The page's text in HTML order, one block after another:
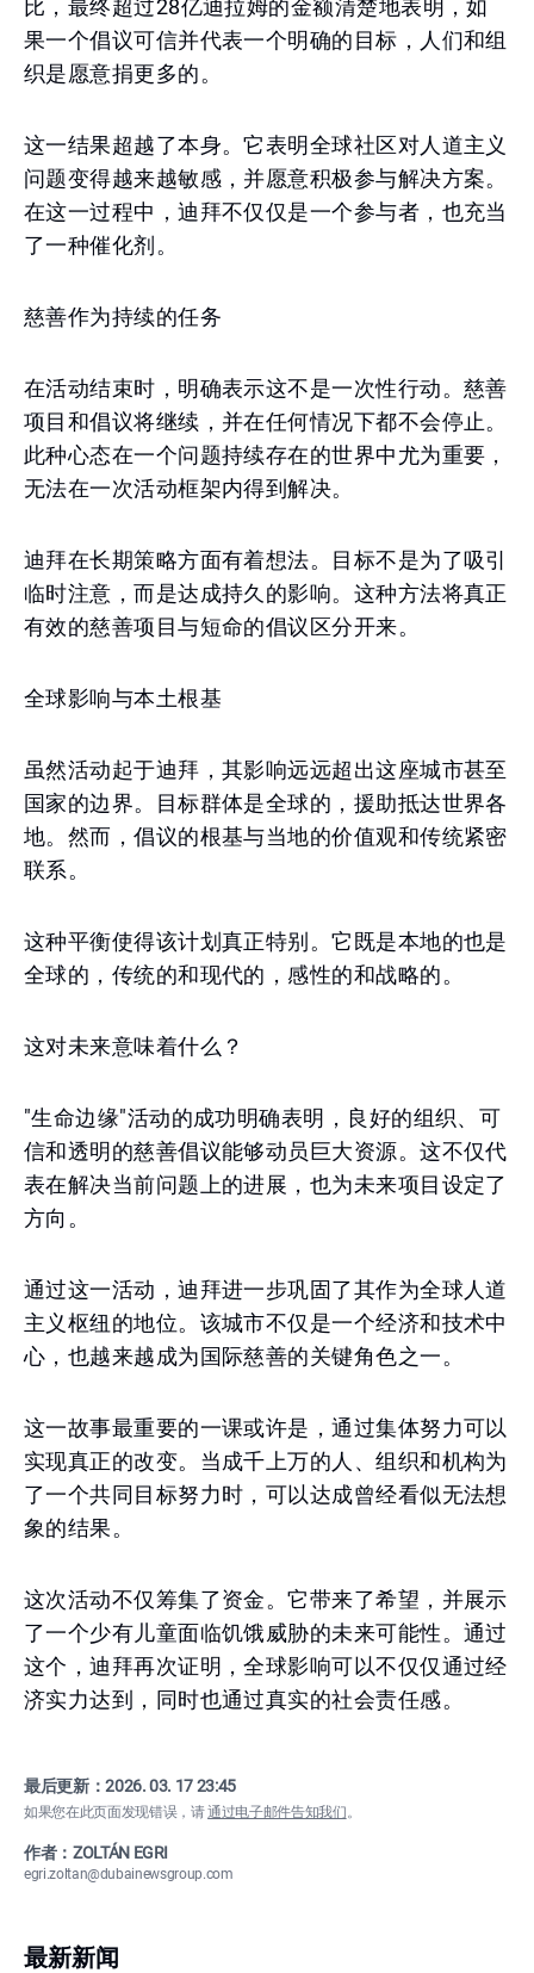
比，最终超过28亿迪拉姆的金额清楚地表明，如
果一个倡议可信并代表一个明确的目标，人们和组
织是愿意捐更多的。
这一结果超越了本身。它表明全球社区对人道主义
问题变得越来越敏感，并愿意积极参与解决方案。
在这一过程中，迪拜不仅仅是一个参与者，也充当
了一种催化剂。
慈善作为持续的任务
在活动结束时，明确表示这不是一次性行动。慈善
项目和倡议将继续，并在任何情况下都不会停止。
此种心态在一个问题持续存在的世界中尤为重要，
无法在一次活动框架内得到解决。
迪拜在长期策略方面有着想法。目标不是为了吸引
临时注意，而是达成持久的影响。这种方法将真正
有效的慈善项目与短命的倡议区分开来。
全球影响与本土根基
虽然活动起于迪拜，其影响远远超出这座城市甚至
国家的边界。目标群体是全球的，援助抵达世界各
地。然而，倡议的根基与当地的价值观和传统紧密
联系。
这种平衡使得该计划真正特别。它既是本地的也是
全球的，传统的和现代的，感性的和战略的。
这对未来意味着什么？
"生命边缘"活动的成功明确表明，良好的组织、可
信和透明的慈善倡议能够动员巨大资源。这不仅代
表在解决当前问题上的进展，也为未来项目设定了
方向。
通过这一活动，迪拜进一步巩固了其作为全球人道
主义枢纽的地位。该城市不仅是一个经济和技术中
心，也越来越成为国际慈善的关键角色之一。
这一故事最重要的一课或许是，通过集体努力可以
实现真正的改变。当成千上万的人、组织和机构为
了一个共同目标努力时，可以达成曾经看似无法想
象的结果。
这次活动不仅筹集了资金。它带来了希望，并展示
了一个少有儿童面临饥饿威胁的未来可能性。通过
这个，迪拜再次证明，全球影响可以不仅仅通过经
济实力达到，同时也通过真实的社会责任感。
最后更新：2026. 03. 17 23:45
如果您在此页面发现错误，请通过电子邮件告知我们。
作者：ZOLTÁN EGRI
egri.zoltan@dubainewsgroup.com
最新新闻